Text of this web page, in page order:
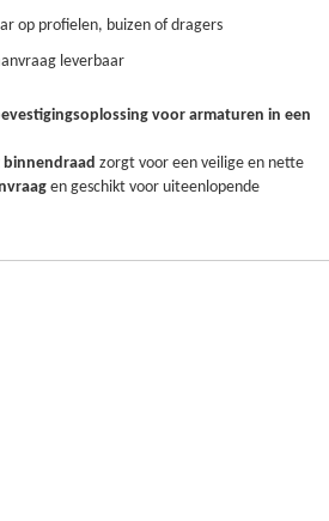
op profielen, buizen of dragers
leverbaar
voor armaturen in een
zorgt voor een veilige en nette
en geschikt voor uiteenlopende